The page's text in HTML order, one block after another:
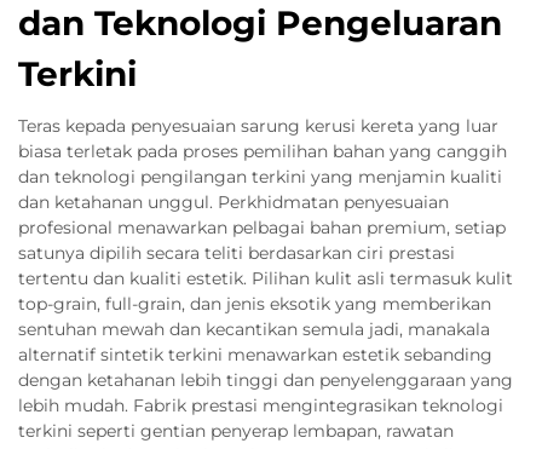
dan Teknologi Pengeluaran
Terkini
Teras kepada penyesuaian sarung kerusi kereta yang luar
biasa terletak pada proses pemilihan bahan yang canggih
dan teknologi pengilangan terkini yang menjamin kualiti
dan ketahanan unggul. Perkhidmatan penyesuaian
profesional menawarkan pelbagai bahan premium, setiap
satunya dipilih secara teliti berdasarkan ciri prestasi
tertentu dan kualiti estetik. Pilihan kulit asli termasuk kulit
top-grain, full-grain, dan jenis eksotik yang memberikan
sentuhan mewah dan kecantikan semula jadi, manakala
alternatif sintetik terkini menawarkan estetik sebanding
dengan ketahanan lebih tinggi dan penyelenggaraan yang
lebih mudah. Fabrik prestasi mengintegrasikan teknologi
terkini seperti gentian penyerap lembapan, rawatan